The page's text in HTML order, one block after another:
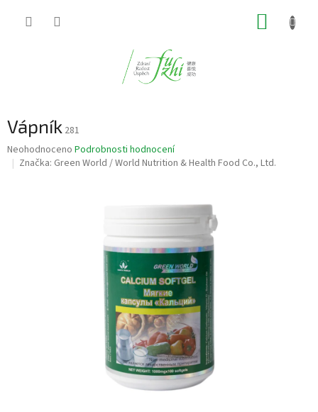
Vápník 281
Průměrné
hodnocení
Neohodnoceno Podrobnosti hodnocení
Značka: Green World / World Nutrition & Health Food Co., Ltd.